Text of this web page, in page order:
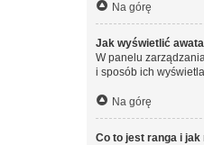
Na górę
Jak wyświetlić
W panelu
i sposób ich
Na górę
Co to jest ranga i